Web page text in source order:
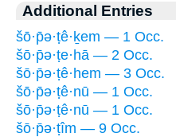
Additional Entries
šō·p̄ə·ṭê·ḵem — 1 Occ.
šō·p̄ə·ṭe·hā — 2 Occ.
šō·p̄ə·ṭê·hem — 3 Occ.
šō·p̄ə·ṭê·nū — 1 Occ.
šō·p̄ə·ṭê·nū — 1 Occ.
šō·p̄ə·ṭîm — 9 Occ.